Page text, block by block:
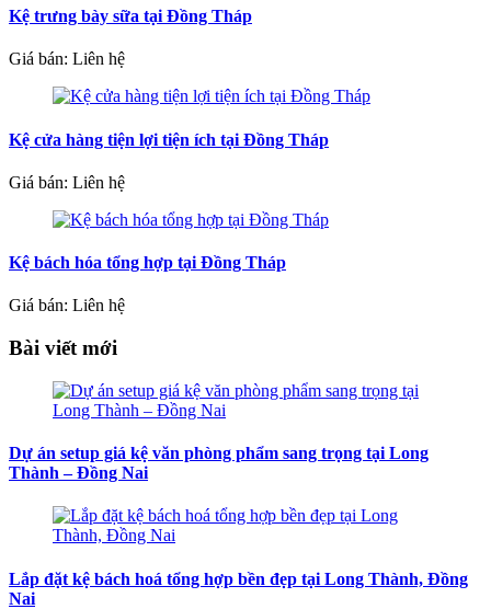
Kệ trưng bày sữa tại Đồng Tháp
Giá bán: Liên hệ
Kệ cửa hàng tiện lợi tiện ích tại Đồng Tháp
Giá bán: Liên hệ
Kệ bách hóa tổng hợp tại Đồng Tháp
Giá bán: Liên hệ
Bài viết mới
Dự án setup giá kệ văn phòng phẩm sang trọng tại Long
Thành – Đồng Nai
Lắp đặt kệ bách hoá tổng hợp bền đẹp tại Long Thành, Đồng
Nai